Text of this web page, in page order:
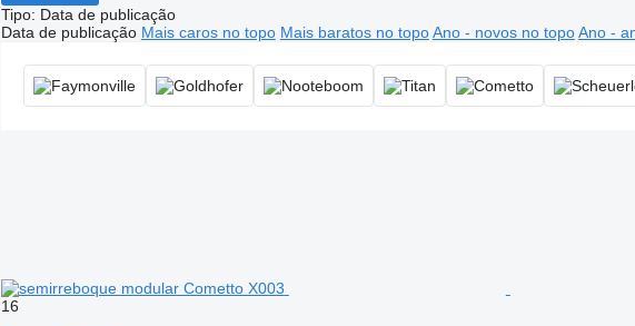
Tipo: Data de publicação
Data de publicação Mais caros no topo Mais baratos no topo Ano - novos no topo Ano -
16